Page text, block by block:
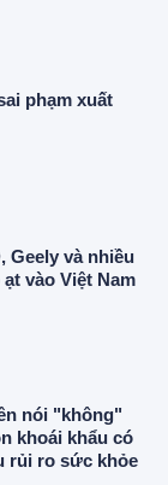
phạm xuất
Geely và nhiều
vào Việt Nam
nói "không"
khoái khẩu có
rủi ro sức khỏe